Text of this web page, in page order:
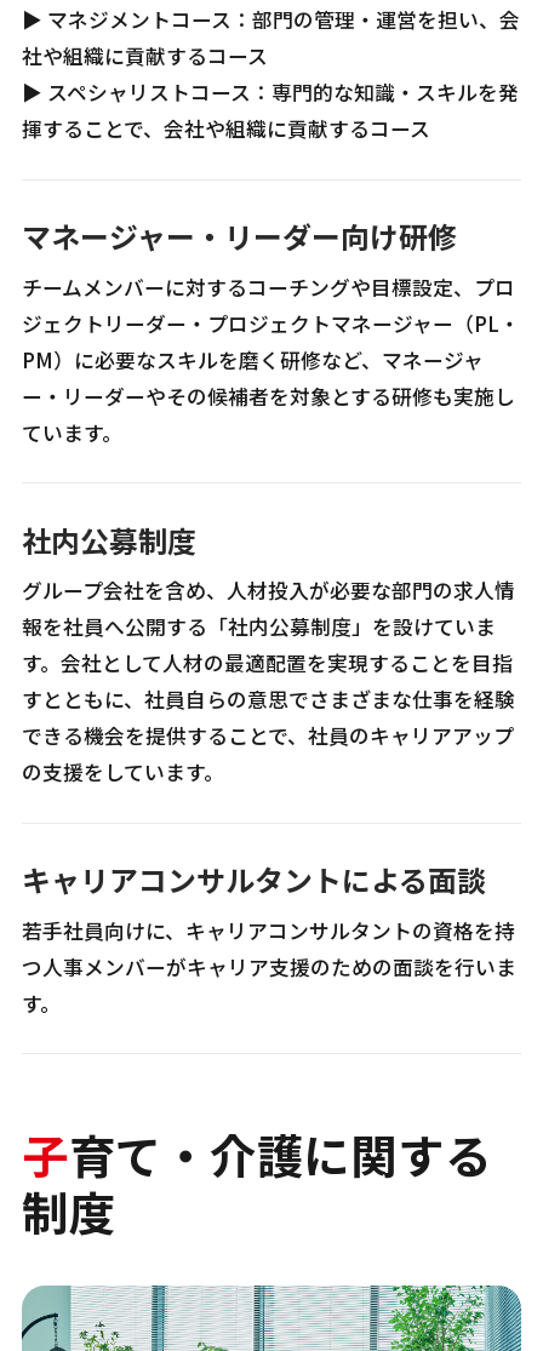
▶ マネジメントコース：部門の管理・運営を担い、会
社や組織に貢献するコース
▶ スペシャリストコース：専門的な知識・スキルを発
揮することで、会社や組織に貢献するコース
マネージャー・リーダー向け研修
チームメンバーに対するコーチングや目標設定、プロ
ジェクトリーダー・プロジェクトマネージャー（PL・
PM）に必要なスキルを磨く研修など、マネージャ
ー・リーダーやその候補者を対象とする研修も実施し
ています。
社内公募制度
グループ会社を含め、人材投入が必要な部門の求人情
報を社員へ公開する「社内公募制度」を設けていま
す。会社として人材の最適配置を実現することを目指
すとともに、社員自らの意思でさまざまな仕事を経験
できる機会を提供することで、社員のキャリアアップ
の支援をしています。
キャリアコンサルタントによる面談
若手社員向けに、キャリアコンサルタントの資格を持
つ人事メンバーがキャリア支援のための面談を行いま
す。
子育て・介護に関する
制度